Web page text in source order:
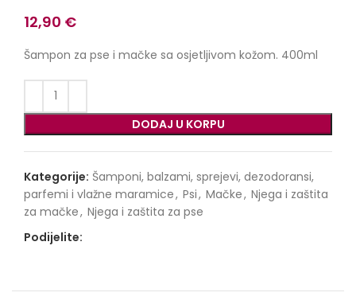
12,90 €
Šampon za pse i mačke sa osjetljivom kožom. 400ml
DODAJ U KORPU
Kategorije: Šamponi, balzami, sprejevi, dezodoransi,
parfemi i vlažne maramice, Psi, Mačke, Njega i zaštita
za mačke, Njega i zaštita za pse
Podijelite: